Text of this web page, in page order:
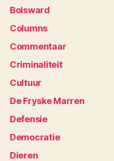
Bolsward
Columns
Commentaar
Criminaliteit
Cultuur
De Fryske Marren
Defensie
Democratie
Dieren